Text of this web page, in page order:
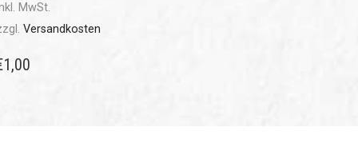
MwSt.
Versandkosten
1,00